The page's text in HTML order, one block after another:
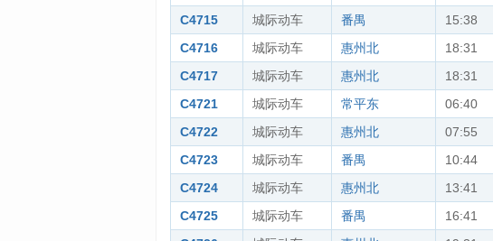
C4715
城际动车 番禺 15:38
C4716
城际动车 惠州北 18:31
C4717
城际动车 惠州北 18:31
C4721
城际动车 常平东 06:40
C4722
城际动车 惠州北 07:55
C4723
城际动车 番禺 10:44
C4724
城际动车 惠州北 13:41
C4725
城际动车 番禺 16:41